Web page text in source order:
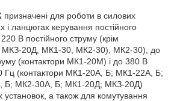
призначені для роботи в силових
і ланцюгах керування постійного
В постійного струму (крім
МКЗ-20Д, МК1-30, МК2-30), МК2-30), до
(контактори МК1-20М) і до 380 В
Гц (контактори МК1-20А, Б; МК1-22А, Б;
Б; МК2-30А, Б; МК1-20Д; МКЗ-20Д)
установок, а також для комутування